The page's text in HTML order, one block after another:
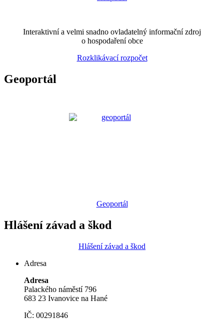
Interaktivní a velmi snadno ovladatelný informační zdroj
o hospodaření obce
Rozklikávací rozpočet
Geoportál
Geoportál
Hlášení závad a škod
Hlášení závad a škod
Adresa
Adresa
Palackého náměstí 796
683 23 Ivanovice na Hané
IČ: 00291846